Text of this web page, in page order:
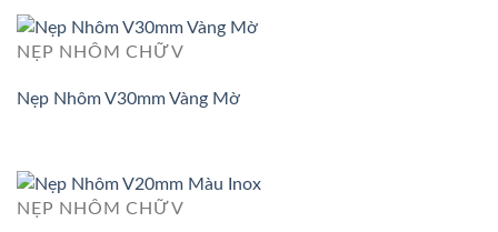
NẸP NHÔM CHỮ V
Nẹp Nhôm V30mm Vàng Mờ
NẸP NHÔM CHỮ V